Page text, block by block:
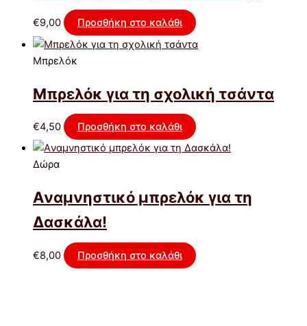
€9,00 Προσθήκη στο καλάθι
Μπρελόκ
Μπρελόκ για τη σχολική τσάντα
€4,50 Προσθήκη στο καλάθι
Δώρα
Aναμνηστικό μπρελόκ για τη
Δασκάλα!
€8,00 Προσθήκη στο καλάθι